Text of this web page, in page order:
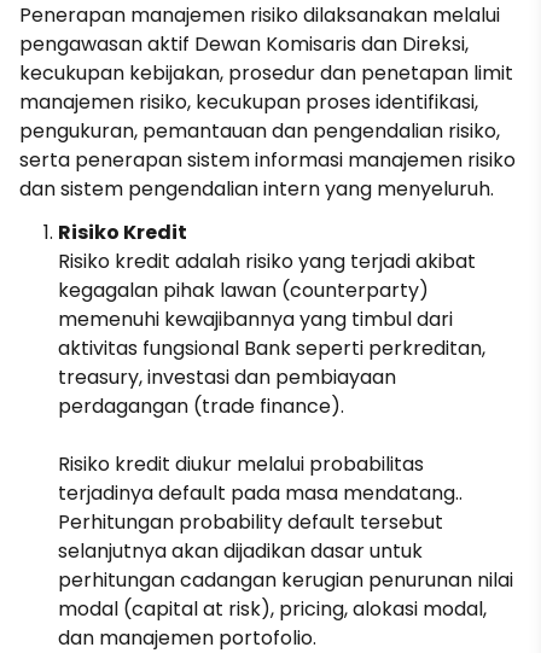
Penerapan manajemen risiko dilaksanakan melalui
pengawasan aktif Dewan Komisaris dan Direksi,
kecukupan kebijakan, prosedur dan penetapan limit
manajemen risiko, kecukupan proses identifikasi,
pengukuran, pemantauan dan pengendalian risiko,
serta penerapan sistem informasi manajemen risiko
dan sistem pengendalian intern yang menyeluruh.
Risiko Kredit
Risiko kredit adalah risiko yang terjadi akibat
kegagalan pihak lawan (counterparty)
memenuhi kewajibannya yang timbul dari
aktivitas fungsional Bank seperti perkreditan,
treasury, investasi dan pembiayaan
perdagangan (trade finance).
Risiko kredit diukur melalui probabilitas
terjadinya default pada masa mendatang..
Perhitungan probability default tersebut
selanjutnya akan dijadikan dasar untuk
perhitungan cadangan kerugian penurunan nilai
modal (capital at risk), pricing, alokasi modal,
dan manajemen portofolio.